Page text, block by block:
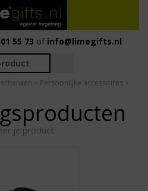
55 73 of info@limegifts.nl
> Persoonlijke accessoires >
je product: